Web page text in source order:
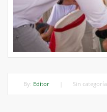
By: Editor Sin categoría